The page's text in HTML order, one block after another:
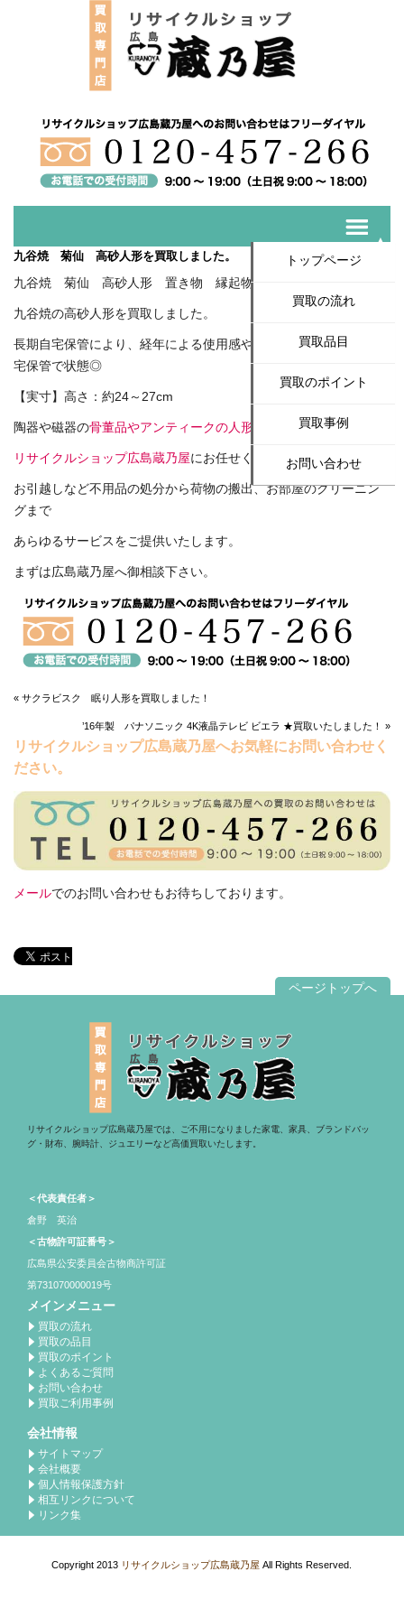
トップページ
買取の流れ
買取品目
買取のポイント
買取事例
お問い合わせ
九谷焼 菊仙 高砂人形を買取しました。
九谷焼 菊仙 高砂人形 置き物 縁起物 夫婦 長寿
九谷焼の高砂人形を買取しました。
長期自宅保管により、経年による使用感や汚れがございますが自
宅保管で状態◎
【実寸】高さ：約24～27cm
陶器や磁器の骨董品やアンティークの人形や置物の買取も
リサイクルショップ広島蔵乃屋にお任せください！
お引越しなど不用品の処分から荷物の搬出、お部屋のクリーニン
グまで
あらゆるサービスをご提供いたします。
まずは広島蔵乃屋へ御相談下さい。
« サクラビスク 眠り人形を買取しました！
’16年製 パナソニック 4K液晶テレビ ビエラ ★買取いたしました！ »
リサイクルショップ広島蔵乃屋へお気軽にお問い合わせく
ださい。
メールでのお問い合わせもお待ちしております。
ページトップへ
リサイクルショップ広島蔵乃屋では、ご不用になりました家電、家具、ブランドバッ
グ・財布、腕時計、ジュエリーなど高価買取いたします。
＜代表責任者＞
倉野 英治
＜古物許可証番号＞
広島県公安委員会古物商許可証
第731070000019号
メインメニュー
買取の流れ
買取の品目
買取のポイント
よくあるご質問
お問い合わせ
買取ご利用事例
会社情報
サイトマップ
会社概要
個人情報保護方針
相互リンクについて
リンク集
Copyright 2013 リサイクルショップ広島蔵乃屋 All Rights Reserved.